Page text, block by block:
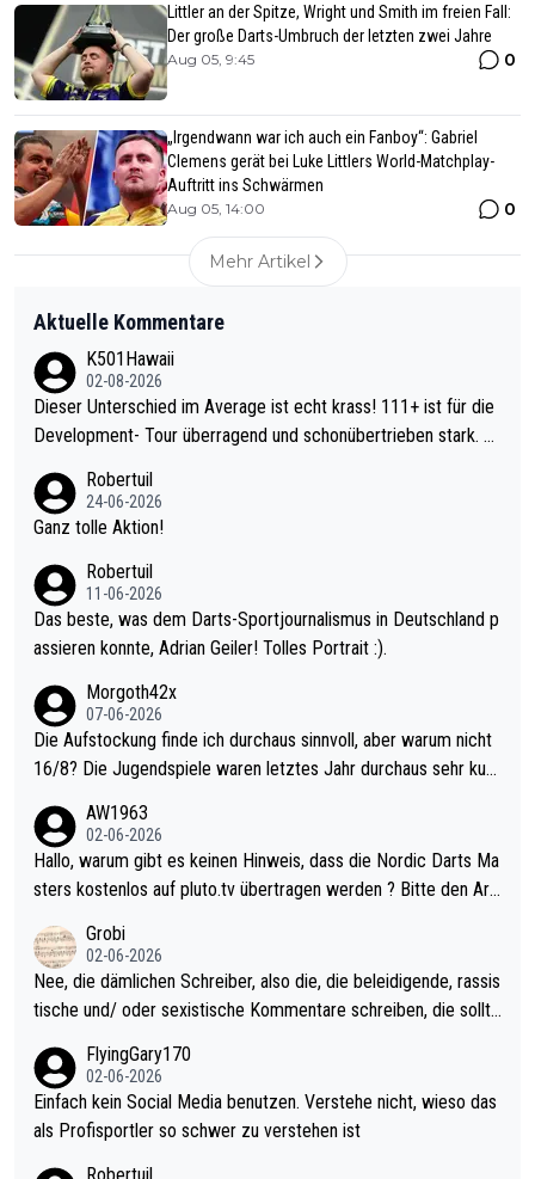
Littler an der Spitze, Wright und Smith im freien Fall:
Der große Darts-Umbruch der letzten zwei Jahre
Aug 05, 9:45 0
„Irgendwann war ich auch ein Fanboy“: Gabriel
Clemens gerät bei Luke Littlers World-Matchplay-
Auftritt ins Schwärmen
Aug 05, 14:00 0
Mehr Artikel
Aktuelle Kommentare
K501Hawaii
02-08-2026
Dieser Unterschied im Average ist echt krass! 111+ ist für die
Development- Tour überragend und schonübertrieben stark. U
mal 40+ erst recht. Da gewinnst keinen Blumentopf - ist ja noc
h krasser wie ein Pokalspiel eines Kreisligisten vs einem Bund
Robertuil
24-06-2026
Ganz tolle Aktion!
Robertuil
11-06-2026
Das beste, was dem Darts-Sportjournalismus in Deutschland p
assieren konnte, Adrian Geiler! Tolles Portrait :).
Morgoth42x
07-06-2026
Die Aufstockung finde ich durchaus sinnvoll, aber warum nicht
16/8? Die Jugendspiele waren letztes Jahr durchaus sehr kurz
Allerdings ist Mitchell Lawrie als Nummer 1 der Welt eh qualifi
ziert. Somit ändert die automatische Qualifikation des Weltmei
sters erstmal nichts. Ich denke sie wollen damit für nächstes J
ohl wenig WDF Turniere spielen. Dies war bei Archie Self letzt
es Jahr der Fall. Er musste als amtierender Weltmeister durch
den Qualifier und ich glaube kaum, dass Mitchel sich das (in Ve
el hat.
AW1963
02-06-2026
Hallo, warum gibt es keinen Hinweis, dass die Nordic Darts Ma
sters kostenlos auf pluto.tv übertragen werden ? Bitte den Arti
Grobi
02-06-2026
Nee, die dämlichen Schreiber, also die, die beleidigende, rassis
tische und/ oder sexistische Kommentare schreiben, die sollte
s Leben in den Griff kriegen. Nur eins wundert mich: Luke Little
r war doch neulich erst derjenige, der über Social Media GvV p
rovoziert hat. Und Littlers Mutter schießt öfters mal gegen Ric
FlyingGary170
02-06-2026
Einfach kein Social Media benutzen. Verstehe nicht, wieso das
als Profisportler so schwer zu verstehen ist